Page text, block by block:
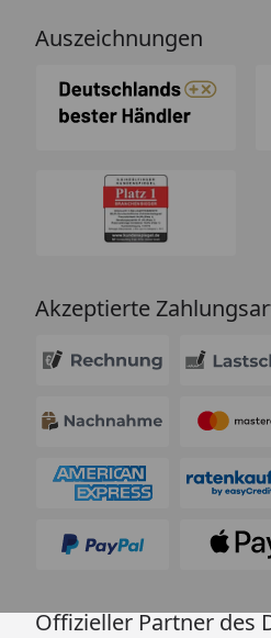
Auszeichnungen
Akzeptierte
Offizieller Partner des